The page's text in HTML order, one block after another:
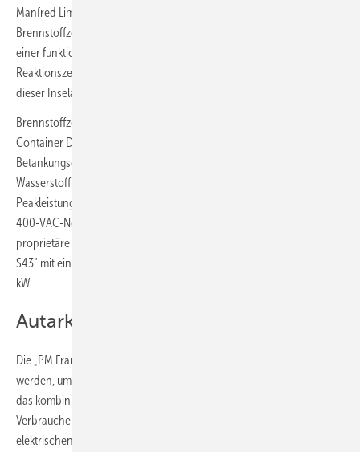
Manfred Limbrunner. Hierbei sei es gelungen, die Wasserstoff-
Brennstoffzellen-Technologie mit der Batteriespeicher-Technologie zu
einer funktionellen Einheit zu verbinden, die mit kurzen
Reaktionszeiten für die Verbraucher 100 Prozent grüne Energie in
dieser Inselanwendung produziert.
Brennstoffzellen-Anlage als Kraftwerk mit 240 kW Leistung im 20-Fuß-
Container Die Energieversorgung der netzunabhängigen H2-
Betankungseinheit ist auf Grundlage eines containerisierten
Wasserstoff-Brennstoffzellen-Kraftwerks von Proton Motor mit
Peakleistung bis 240 kW und integriertem Energiespeicher-System für
400-VAC-Netzanschluss realisiert. Zum Einsatz kommen drei
proprietäre Brennstoffzellen-Systeme in der Formatgröße „PM Frame
S43“ mit einer installierten Brennstoffzellen-Leistung von jeweils 43
kW.
Autarkes System
Die „PM Frame“-Systeme können einzeln oder zusammen betrieben
werden, um Leistungen im Bereich von 6 kW bis zu 129 kW und über
das kombinierte Batteriesystem bis zu 240 kW Leistung den
Verbrauchern zur Verfügung zu stellen. In Kombination mit dem
elektrischen Energiespeicher von Xelectrix Power GmbH, der